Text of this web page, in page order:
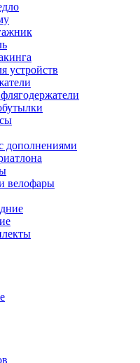
устройств
дополнениями
велофары